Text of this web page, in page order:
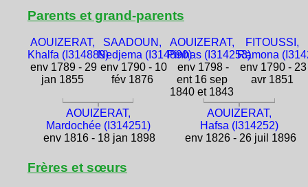
Parents et grand-parents
AOUIZERAT,
Khalfa (I314889)
env 1789 - 29
jan 1855
SAADOUN,
Nedjema (I314890)
env 1790 - 10
fév 1876
AOUIZERAT,
Pinhas (I314253)
env 1798 -
ent 16 sep
1840 et 1843
FITOUSSI,
Ramona
env 1790 - 23
avr 1851
AOUIZERAT,
Mardochée (I314251)
env 1816 - 18 jan 1898
AOUIZERAT,
Hafsa (I314252)
env 1826 - 26 juil 1896
Frères et sœurs